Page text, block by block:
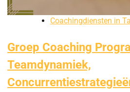
Coachingdiensten in
Groep Coaching
Teamdynamiek,